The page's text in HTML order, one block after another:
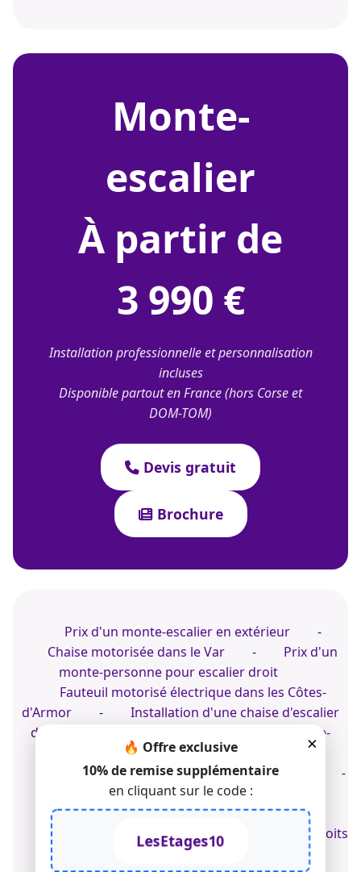
monte-
escalier
À partir de
3 990 €
Installation professionnelle et personnalisation
incluses
Disponible partout en France (hors Corse et
DOM-TOM)
Devis gratuit
Brochure
×
🔥 Offre exclusive
10% de remise supplémentaire
en cliquant sur le code :
LesEtages10
Prix d'un monte-escalier en extérieur
-
Chaise motorisée dans le Var
-
Prix d'un
monte-personne pour escalier droit
Fauteuil motorisé électrique dans les Côtes-
d'Armor
-
Installation d'une chaise d'escalier
dans un appartement
Pose d'un monte-
escalier sans travaux majeurs
Installer un monte-escalier tournant en PACA
-
Prix d'une chaise d'escalier intérieur
Fauteuil motorisé à Guéret
© 2022-2026 TK Home Solutions - CGV - Tous droits
réservés